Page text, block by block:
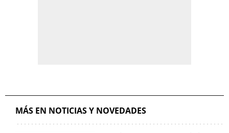
MÁS EN NOTICIAS Y NOVEDADES